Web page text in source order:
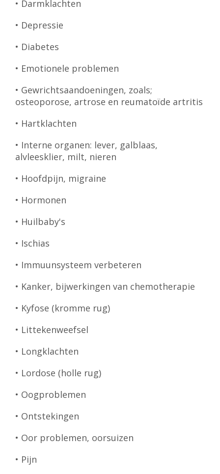
• Darmklachten
• Depressie
• Diabetes
• Emotionele problemen
• Gewrichtsaandoeningen, zoals;
osteoporose, artrose en reumatoïde artritis
• Hartklachten
• Interne organen: lever, galblaas,
alvleesklier, milt, nieren
• Hoofdpijn, migraine
• Hormonen
• Huilbaby's
• Ischias
• Immuunsysteem verbeteren
• Kanker, bijwerkingen van chemotherapie
• Kyfose (kromme rug)
• Littekenweefsel
• Longklachten
• Lordose (holle rug)
• Oogproblemen
• Ontstekingen
• Oor problemen, oorsuizen
• Pijn